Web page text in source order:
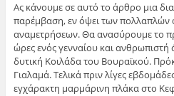
Ας κάνουμε σε αυτό το άρθρο μια
παρέμβαση, εν όψει των πολλαπλών
αναμετρήσεων. Θα ανασύρουμε το
ώρες ενός γενναίου και ανθρωπιστή
δυτική Κοιλάδα του Βουραϊκού.
Γιαλαμά. Τελικά πριν λίγες
εγχάρακτη μαρμάρινη πλάκα στο